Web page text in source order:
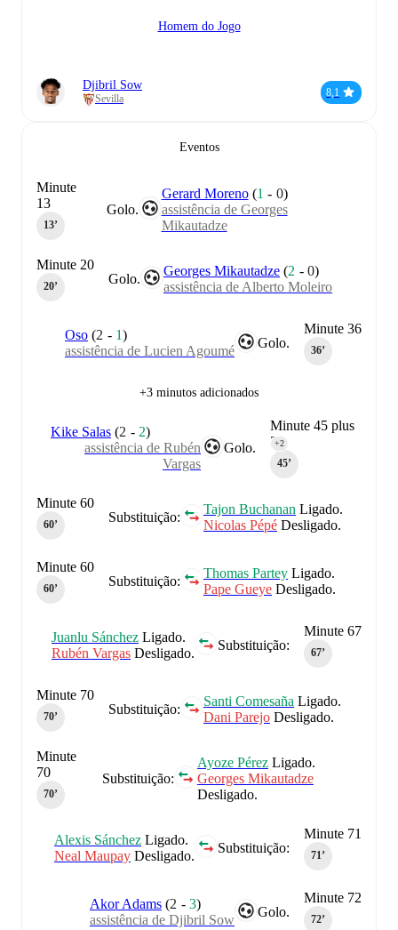
Homem do Jogo
Djibril Sow
Sevilla
8,1
Eventos
Golo.
Gerard Moreno (1 - 0)
assistência de Georges
Mikautadze
Minute
13
13‎’‎
Golo.
Georges Mikautadze (2 -0)
assistência de Alberto Moleiro
Minute 20
20‎’‎
Minute 36
36‎’‎
Golo.
Oso (2 - 1)
assistência de Lucien Agoumé
+3 minutos adicionados
Minute 45 plus
2
45‎’‎
+2
Golo.
Kike Salas (2 - 2)
assistência de Rubén
Vargas
Substituição:
Tajon Buchanan Ligado.
Nicolas Pépé Desligado.
Minute 60
60‎’‎
Substituição:
Thomas Partey Ligado.
Pape Gueye Desligado.
Minute 60
60‎’‎
Minute 67
67‎’‎
Substituição:
Juanlu Sánchez Ligado.
Rubén Vargas Desligado.
Substituição:
Santi Comesaña Ligado.
Dani Parejo Desligado.
Minute 70
70‎’‎
Substituição:
Ayoze PérezLigado.
Georges Mikautadze
Desligado.
Minute
70
70‎’‎
Minute 71
71‎’‎
Substituição:
Alexis Sánchez Ligado.
Neal Maupay Desligado.
Minute 72
72‎’‎
Golo.
Akor Adams (2 -3)
assistência de Djibril Sow